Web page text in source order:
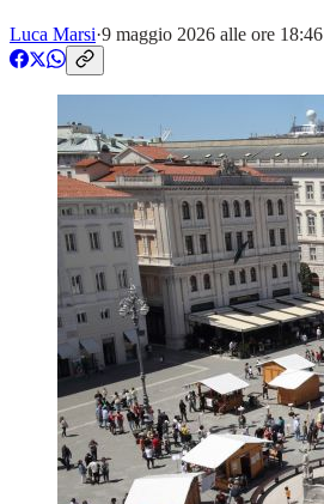
Luca Marsi·9 maggio 2026 alle ore 18:46